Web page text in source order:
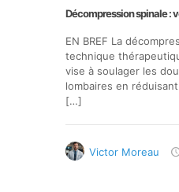
Décompression spinale :
EN BREF La
technique
vise à soulager les
lombaires en
[…]
Victor Moreau